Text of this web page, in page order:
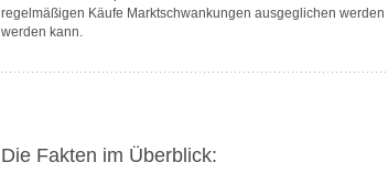
regelmäßigen Käufe Marktschwankungen ausgeglichen
werden kann.
Die Fakten im Überblick: